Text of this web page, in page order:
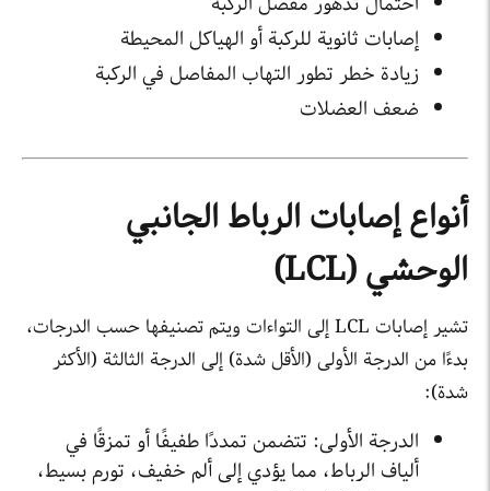
إصابات ثانوية للركبة أو الهياكل المحيطة
زيادة خطر تطور التهاب المفاصل في الركبة
ضعف العضلات
أنواع إصابات الرباط الجانبي
الوحشي (LCL)
تشير إصابات LCL إلى التواءات ويتم تصنيفها حسب الدرجات،
بدءًا من الدرجة الأولى (الأقل شدة) إلى الدرجة الثالثة (الأكثر
شدة):
الدرجة الأولى: تتضمن تمددًا طفيفًا أو تمزقًا في
ألياف الرباط، مما يؤدي إلى ألم خفيف، تورم بسيط،